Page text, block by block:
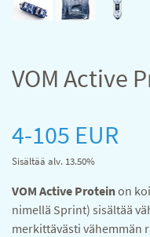
VOM Active
4-105 EUR
Sisältää alv. 13.50%
VOM Active Proteinon
nimellä Sprint) sisältää
merkittävästi vähemmän